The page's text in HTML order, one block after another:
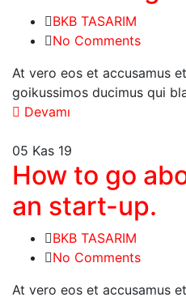
BKB TASARIM
No Comments
At vero eos et accusamus
goikussimos ducimus qui
Devamı
05 Kas 19
How to go
an start-up.
BKB TASARIM
No Comments
At vero eos et accusamus